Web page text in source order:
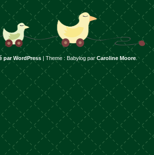
par WordPress Theme : Babylog parCaroline Moore.